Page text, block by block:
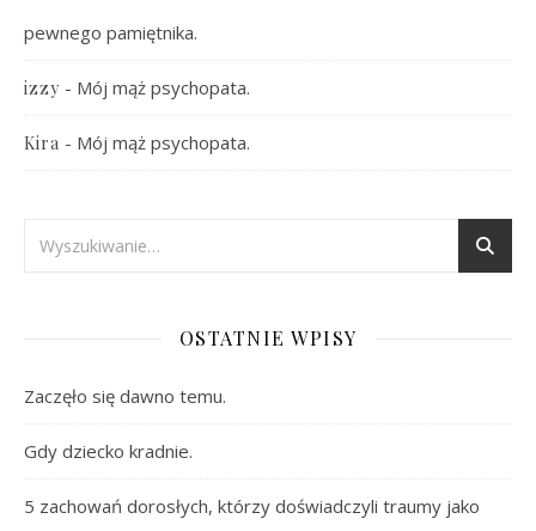
pewnego pamiętnika.
izzy - Mój mąż psychopata.
Kira - Mój mąż psychopata.
OSTATNIE WPISY
Zaczęło się dawno temu.
Gdy dziecko kradnie.
5 zachowań dorosłych, którzy doświadczyli traumy jako